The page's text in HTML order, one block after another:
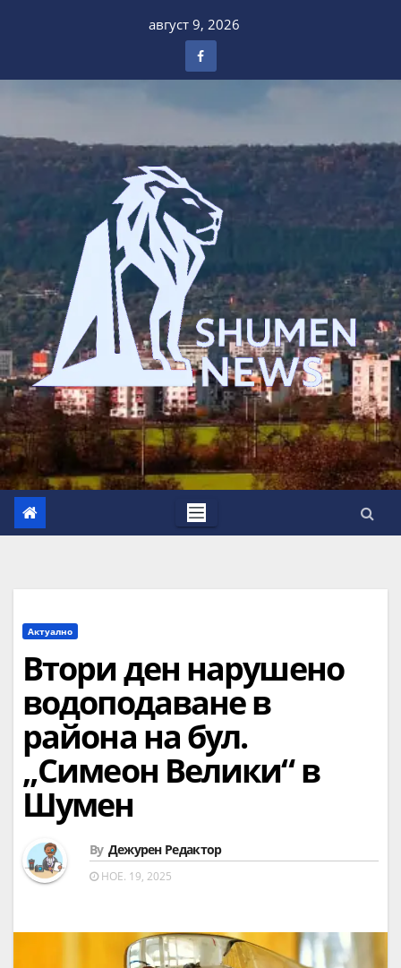
август 9, 2026
Актуално
Втори ден нарушено
водоподаване в
района на бул.
„Симеон Велики“ в
Шумен
By Дежурен Редактор
НОЕ. 19, 2025